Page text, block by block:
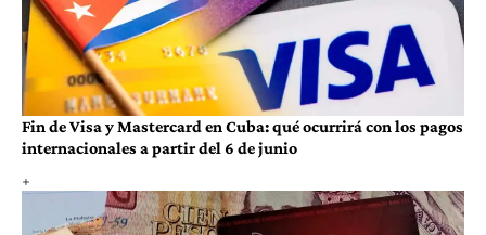
Fin de Visa y Mastercard en Cuba: qué ocurrirá con los pagos
internacionales a partir del 6 de junio